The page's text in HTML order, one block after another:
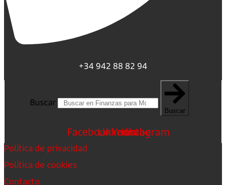
+34 942 88 82 94
Buscar
Buscar
FacebookLinkedin
Youtube
Instagram
Política de privacidad
Política de cookies
Contacto